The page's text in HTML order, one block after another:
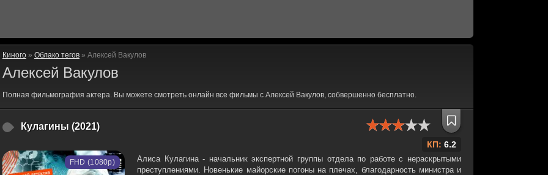
Киного » Облако тегов » Алексей Вакулов
Алексей Вакулов
Полная фильмография актера. Вы можете смотреть онлайн все фильмы с Алексей Вакулов, собвершенно бесплатно.
Кулагины (2021)
КП: 6.2
FHD (1080p)
Алиса Кулагина - начальник экспертной группы отдела по работе с нераскрытыми
преступлениями. Новенькие майорские погоны на плечах, благодарность министра и